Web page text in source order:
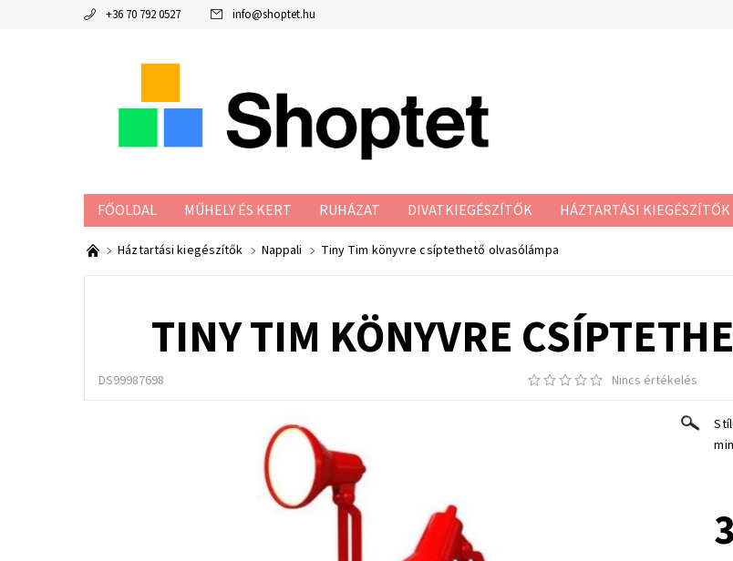
+36 70 792 0527 info@shoptet.hu
FŐOLDAL MŰHELY ÉS KERT RUHÁZAT DIVATKIEGÉSZÍTŐK HÁZTARTÁSI KIEGÉSZÍTŐK
ADATKEZELÉSI TÁJÉKOZTATÓ
Háztartási kiegészítők Nappali Tiny Tim könyvre csíptethető olvasólámpa
TINY TIM KÖNYVRE
DS99987698 Nincs értékelés